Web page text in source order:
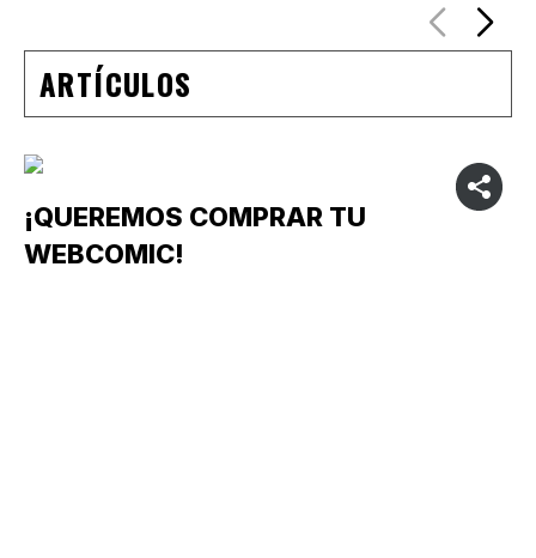
ARTÍCULOS
¡QUEREMOS COMPRAR TU
WEBCOMIC!